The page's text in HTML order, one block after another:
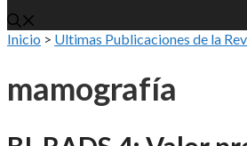
Inicio > Ultimas Publicaciones de la
mamografía